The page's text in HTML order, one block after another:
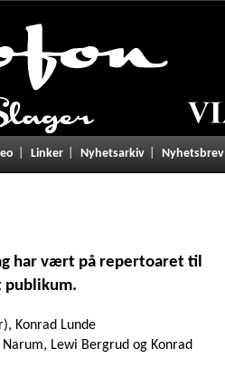
Linker Nyhetsarkiv Nyhetsbrev
har vært på repertoaret til
publikum.
Konrad Lunde
Lewi Bergrud og Konrad